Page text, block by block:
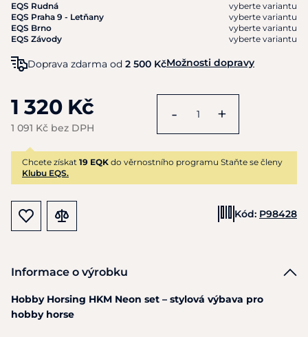
EQS Rudná
vyberte variantu
EQS Praha 9 - Letňany
vyberte variantu
EQS Brno
vyberte variantu
EQS Závody
vyberte variantu
Doprava zdarma od 2 500 KčMožnosti dopravy
1 320 Kč
1 091 Kč bez DPH
- +
Chcete získat 19 EQK do věrnostního programu Staňte se členy
Klubu EQS.
Kód: P98428
Informace o výrobku
Hobby Horsing HKM Neon set – stylová výbava pro
hobby horse